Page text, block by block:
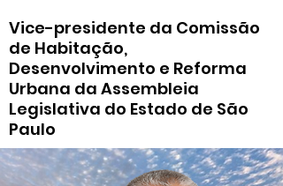
Vice-presidente da Comissão
de Habitação,
Desenvolvimento e Reforma
Urbana da Assembleia
Legislativa do Estado de São
Paulo